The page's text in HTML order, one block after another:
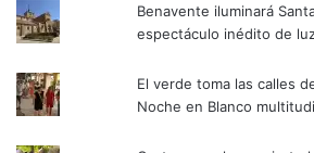
Benavente iluminará
espectáculo inédito de
El verde toma las calles
Noche en Blanco